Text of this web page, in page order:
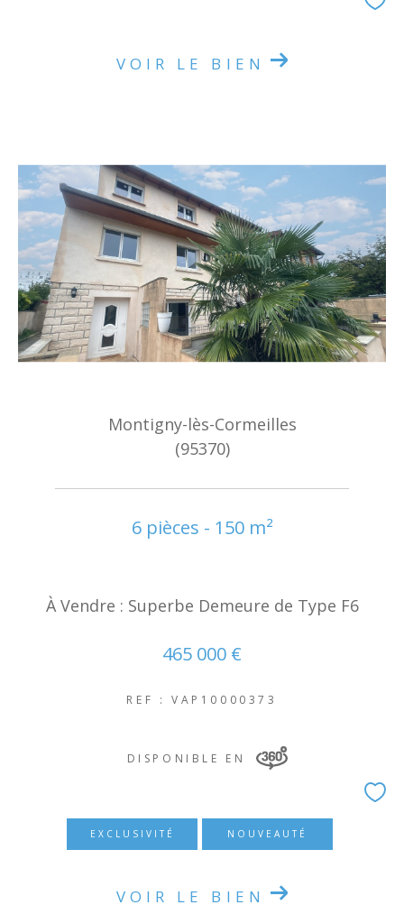
VOIR LE BIEN
Montigny-lès-Cormeilles
(95370)
6 pièces - 150 m²
À Vendre : Superbe Demeure de Type F6
465 000 €
REF : VAP10000373
DISPONIBLE EN
EXCLUSIVITÉ NOUVEAUTÉ
VOIR LE BIEN